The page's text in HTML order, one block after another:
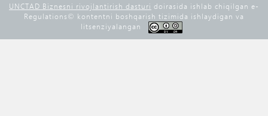
UNCTAD Biznesni rivojlantirish dasturi doirasida ishlab chiqilgan e-
Regulations©️ kontentni boshqarish tizimida ishlaydigan va
litsenziyalangan